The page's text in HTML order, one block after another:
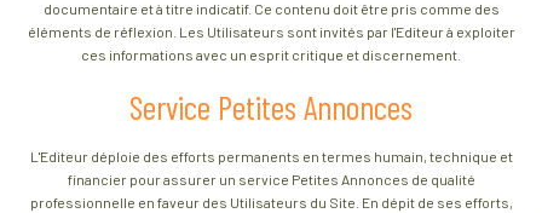
documentaire et à titre indicatif. Ce contenu doit être pris comme des
éléments de réflexion. Les Utilisateurs sont invités par l'Editeur à exploiter
ces informations avec un esprit critique et discernement.
Service Petites Annonces
L'Editeur déploie des efforts permanents en termes humain, technique et
financier pour assurer un service Petites Annonces de qualité
professionnelle en faveur des Utilisateurs du Site. En dépit de ses efforts,